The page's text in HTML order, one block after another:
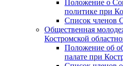
Положение о
политике при
Список членов
Общественная
Костромской
Положение об
палате при